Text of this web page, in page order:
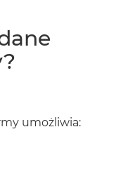
umożliwia: